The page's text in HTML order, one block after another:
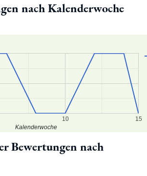
nach Kalenderwoche
10 15
Kalenderwoche
Bewertungen nach